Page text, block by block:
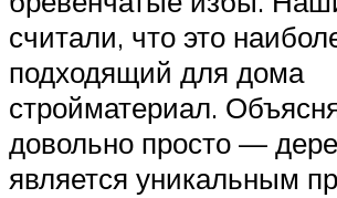
считали, что это
подходящий для дома
стройматериал.
довольно просто —
является уникальным